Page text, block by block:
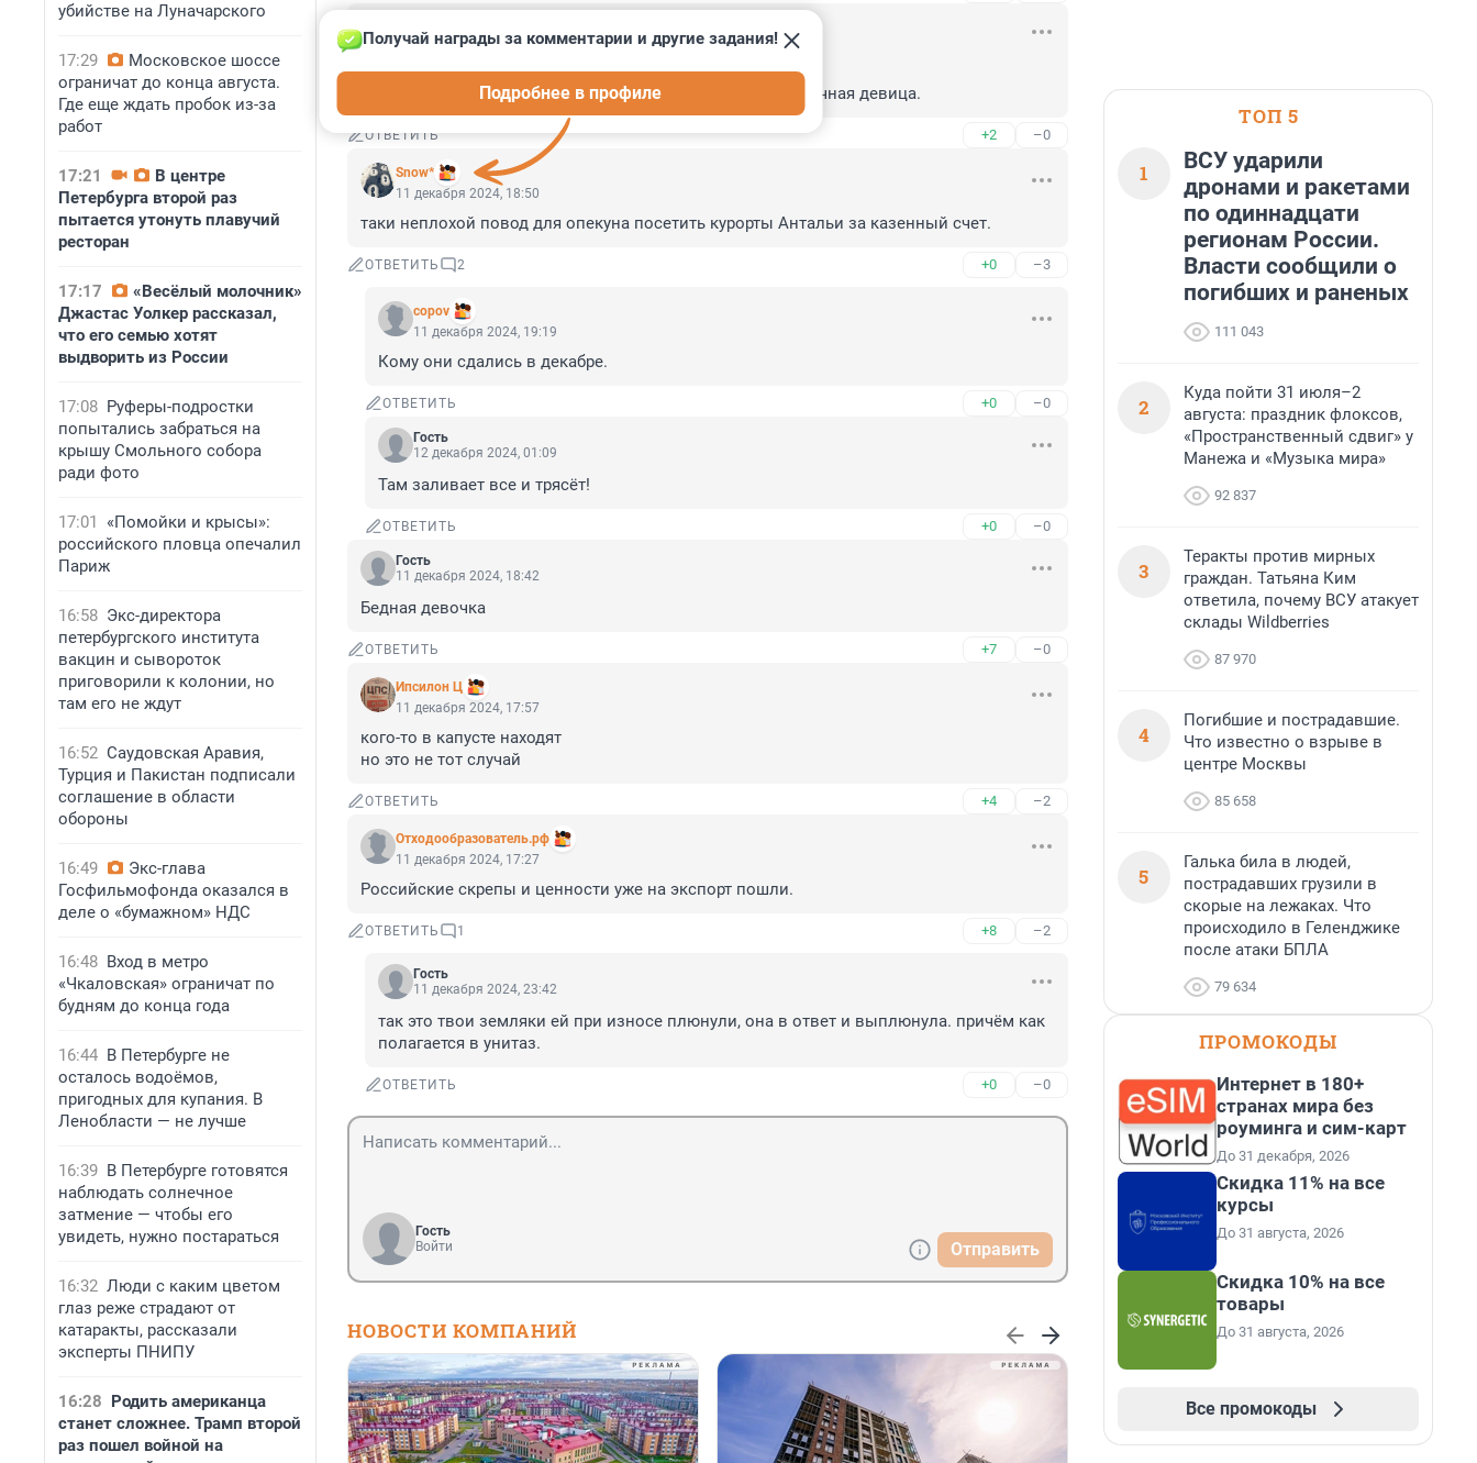
убийстве на Луначарского
17:29
Московское шоссе
ограничат до конца августа.
Где еще ждать пробок из-за
работ
17:21
В центре
Петербурга второй раз
пытается утонуть плавучий
ресторан
17:17
«Весёлый молочник»
Джастас Уолкер рассказал,
что его семью хотят
выдворить из России
17:08 Руферы-подростки
попытались забраться на
крышу Смольного собора
ради фото
17:01
«Помойки и крысы»:
российского пловца опечалил
Париж
16:58 Экс-директора
петербургского института
вакцин и сывороток
приговорили к колонии, но
там его не ждут
16:52 Саудовская Аравия,
Турция и Пакистан подписали
соглашение в области
обороны
16:49
Экс-глава
Госфильмофонда оказался в
деле о «бумажном» НДС
16:48 Вход в метро
«Чкаловская» ограничат по
будням до конца года
16:44 В Петербурге не
осталось водоёмов,
пригодных для купания. В
Ленобласти — не лучше
16:39 В Петербурге готовятся
наблюдать солнечное
затмение — чтобы его
увидеть, нужно постараться
16:32 Люди с каким цветом
глаз реже страдают от
катаракты, рассказали
эксперты ПНИПУ
16:28 Родить американца
станет сложнее. Трамп второй
раз пошел войной на
11 декабря 2024, 19:33
"Девушку доставили в местную больницу"
Ну то есть автор действительно верит, что родила непорочная девица.
ОТВЕТИТЬ +2 –0
Snow*
Получай награды за комментарии и другие задания!
Подробнее в профиле
11 декабря 2024, 18:50
таки неплохой повод для опекуна посетить курорты Антальи за казенный счет.
ОТВЕТИТЬ 2 +0 –3
copov
11 декабря 2024, 19:19
Кому они сдались в декабре.
ОТВЕТИТЬ +0 –0
Гость
12 декабря 2024, 01:09
Там заливает все и трясёт!
ОТВЕТИТЬ +0 –0
Гость
11 декабря 2024, 18:42
Бедная девочка
ОТВЕТИТЬ +7 –0
Ипсилон Ц
11 декабря 2024, 17:57
кого-то в капусте находят
но это не тот случай
ОТВЕТИТЬ +4 –2
Отходообразователь.рф
11 декабря 2024, 17:27
Российские скрепы и ценности уже на экспорт пошли.
ОТВЕТИТЬ 1 +8 –2
Гость
11 декабря 2024, 23:42
так это твои земляки ей при износе плюнули, она в ответ и выплюнула. причём как
полагается в унитаз.
ОТВЕТИТЬ +0 –0
Гость
Войти
Отправить
НОВОСТИ КОМПАНИЙ
ТОП 5
1
ВСУ ударили
дронами и ракетами
по одиннадцати
регионам России.
Власти сообщили о
погибших и раненых
111 043
2
Куда пойти 31 июля–2
августа: праздник флоксов,
«Пространственный сдвиг» у
Манежа и «Музыка мира»
92 837
3
Теракты против мирных
граждан. Татьяна Ким
ответила, почему ВСУ атакует
склады Wildberries
87 970
4
Погибшие и пострадавшие.
Что известно о взрыве в
центре Москвы
85 658
5
Галька била в людей,
пострадавших грузили в
скорые на лежаках. Что
происходило в Геленджике
после атаки БПЛА
79 634
ПРОМОКОДЫ
Интернет в 180+
странах мира без
роуминга и сим-карт
До 31 декабря, 2026
Скидка 11% на все
курсы
До 31 августа, 2026
Скидка 10% на все
товары
До 31 августа, 2026
Все промокоды